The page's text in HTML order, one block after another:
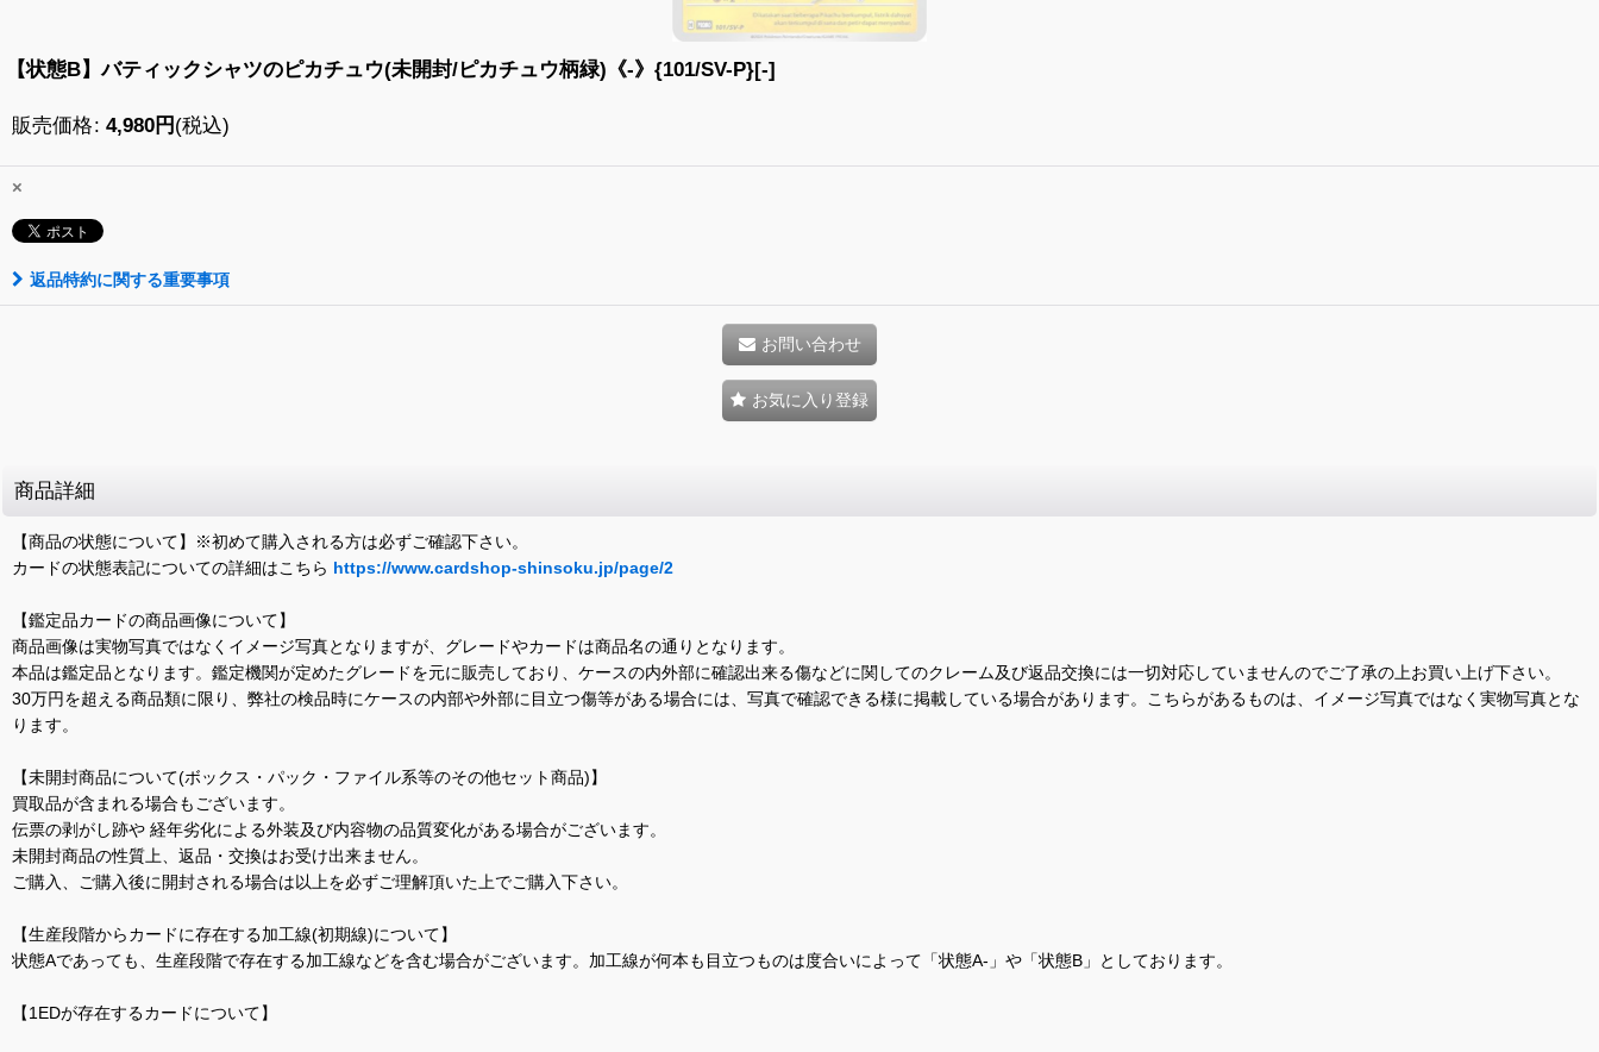
【状態B】バティックシャツのピカチュウ(未開封/ピカチュウ柄緑)《-》{101/SV-P}[-]
販売価格: 4,980円 (税込)
×
返品特約に関する重要事項
お問い合わせ
お気に入り登録
商品詳細
【商品の状態について】※初めて購入される方は必ずご確認下さい。
カードの状態表記についての詳細はこちら https://www.cardshop-shinsoku.jp/page/2
【鑑定品カードの商品画像について】
商品画像は実物写真ではなくイメージ写真となりますが、グレードやカードは商品名の通りとなります。
本品は鑑定品となります。鑑定機関が定めたグレードを元に販売しており、ケースの内外部に確認出来る傷などに関してのクレーム及び返品交換には一切対応していませんのでご了承の上お買い上げ下さい。
30万円を超える商品類に限り、弊社の検品時にケースの内部や外部に目立つ傷等がある場合には、写真で確認できる様に掲載している場合があります。こちらがあるものは、イメージ写真ではなく実物写真とな
ります。
【未開封商品について(ボックス・パック・ファイル系等のその他セット商品)】
買取品が含まれる場合もございます。
伝票の剥がし跡や 経年劣化による外装及び内容物の品質変化がある場合がございます。
未開封商品の性質上、返品・交換はお受け出来ません。
ご購入、ご購入後に開封される場合は以上を必ずご理解頂いた上でご購入下さい。
【生産段階からカードに存在する加工線(初期線)について】
状態Aであっても、生産段階で存在する加工線などを含む場合がございます。加工線が何本も目立つものは度合いによって「状態A-」や「状態B」としております。
【1EDが存在するカードについて】